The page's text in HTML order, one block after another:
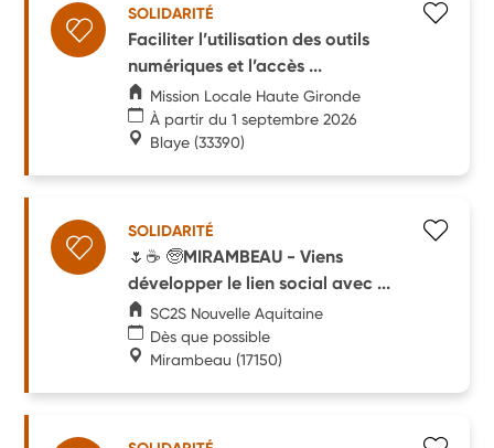
SOLIDARITÉ
Faciliter l’utilisation des outils
numériques et l’accès ...
Mission Locale Haute Gironde
À partir du 1 septembre 2026
Blaye (33390)
SOLIDARITÉ
🌷☕️ 🧓MIRAMBEAU - Viens
développer le lien social avec ...
SC2S Nouvelle Aquitaine
Dès que possible
Mirambeau (17150)